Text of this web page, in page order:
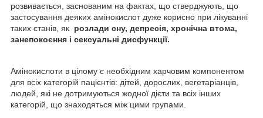
розвивається, заснованим на фактах, що стверджують, що
застосування деяких амінокислот дуже корисно при лікуванні
таких станів, як розлади сну, депресія, хронічна втома,
занепокоєння і сексуальні дисфункції.
Амінокислоти в цілому є необхідним харчовим компонентом
для всіх категорій пацієнтів: дітей, дорослих, вегетаріанців,
людей, які не дотримуються жодної дієти та всіх інших
категорій, що знаходяться між цими групами.